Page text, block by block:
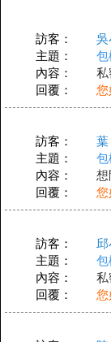
訪客：
吳
主題：
包
內容：
私
回覆：
您
訪客：
葉
主題：
包
內容：
想
回覆：
您
訪客：
邱
主題：
包
內容：
私
回覆：
您